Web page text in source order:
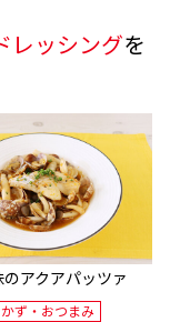
レッシングを
のアクアパッツァ
ず・おつまみ